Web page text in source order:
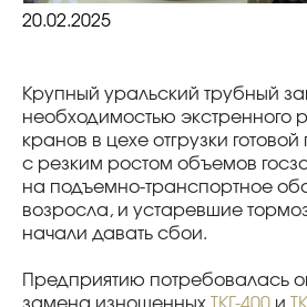
20.02.2025
Крупный уральский трубный
необходимостью экстренного
кранов в цехе отгрузки
с резким ростом объемов
на подъемно-транспортное
возросла, и устаревшие
начали давать сбои.
Предприятию потребовалась